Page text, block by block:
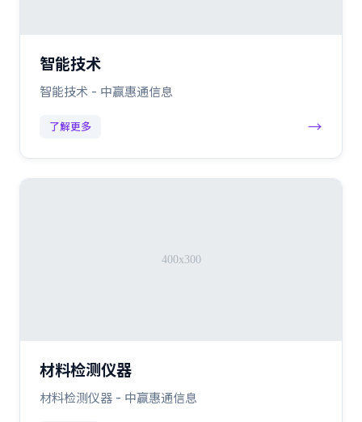
智能技术
智能技术 - 中赢惠通信息
了解更多 →
材料检测仪器
材料检测仪器 - 中赢惠通信息